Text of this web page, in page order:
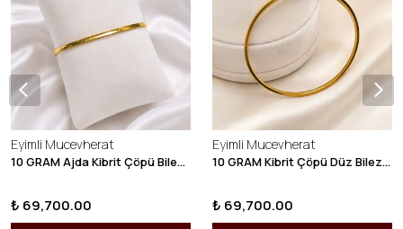
Eyimli Mucevherat
10 GRAM Ajda Kibrit Çöpü Bilezik 22 Ayar 22BLZ003
₺ 69,700.00
Eyimli Mucevherat
10 GRAM Kibrit Çöpü Düz Bilezik 22 Ayar 22BLZ001
₺ 69,700.00